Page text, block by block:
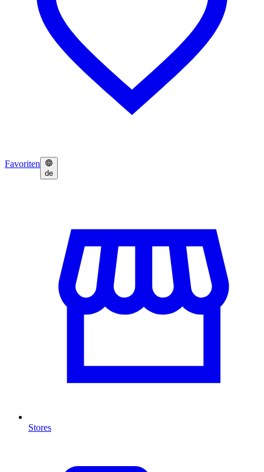
Favoriten
de
Stores